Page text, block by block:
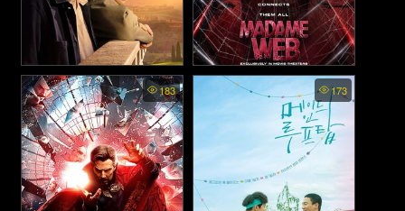
Made in Italy - เมด อิน อิตาลี
(2020)
Madame Web - มาดามเว็บ
(2024)
183 173